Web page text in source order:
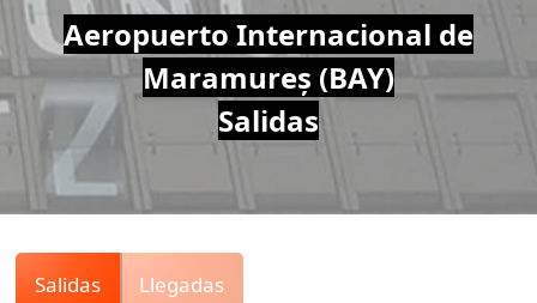
Air
Traffic
Live
Aeropuerto Internacional de
Maramureș (BAY)
Salidas
Salidas Llegadas